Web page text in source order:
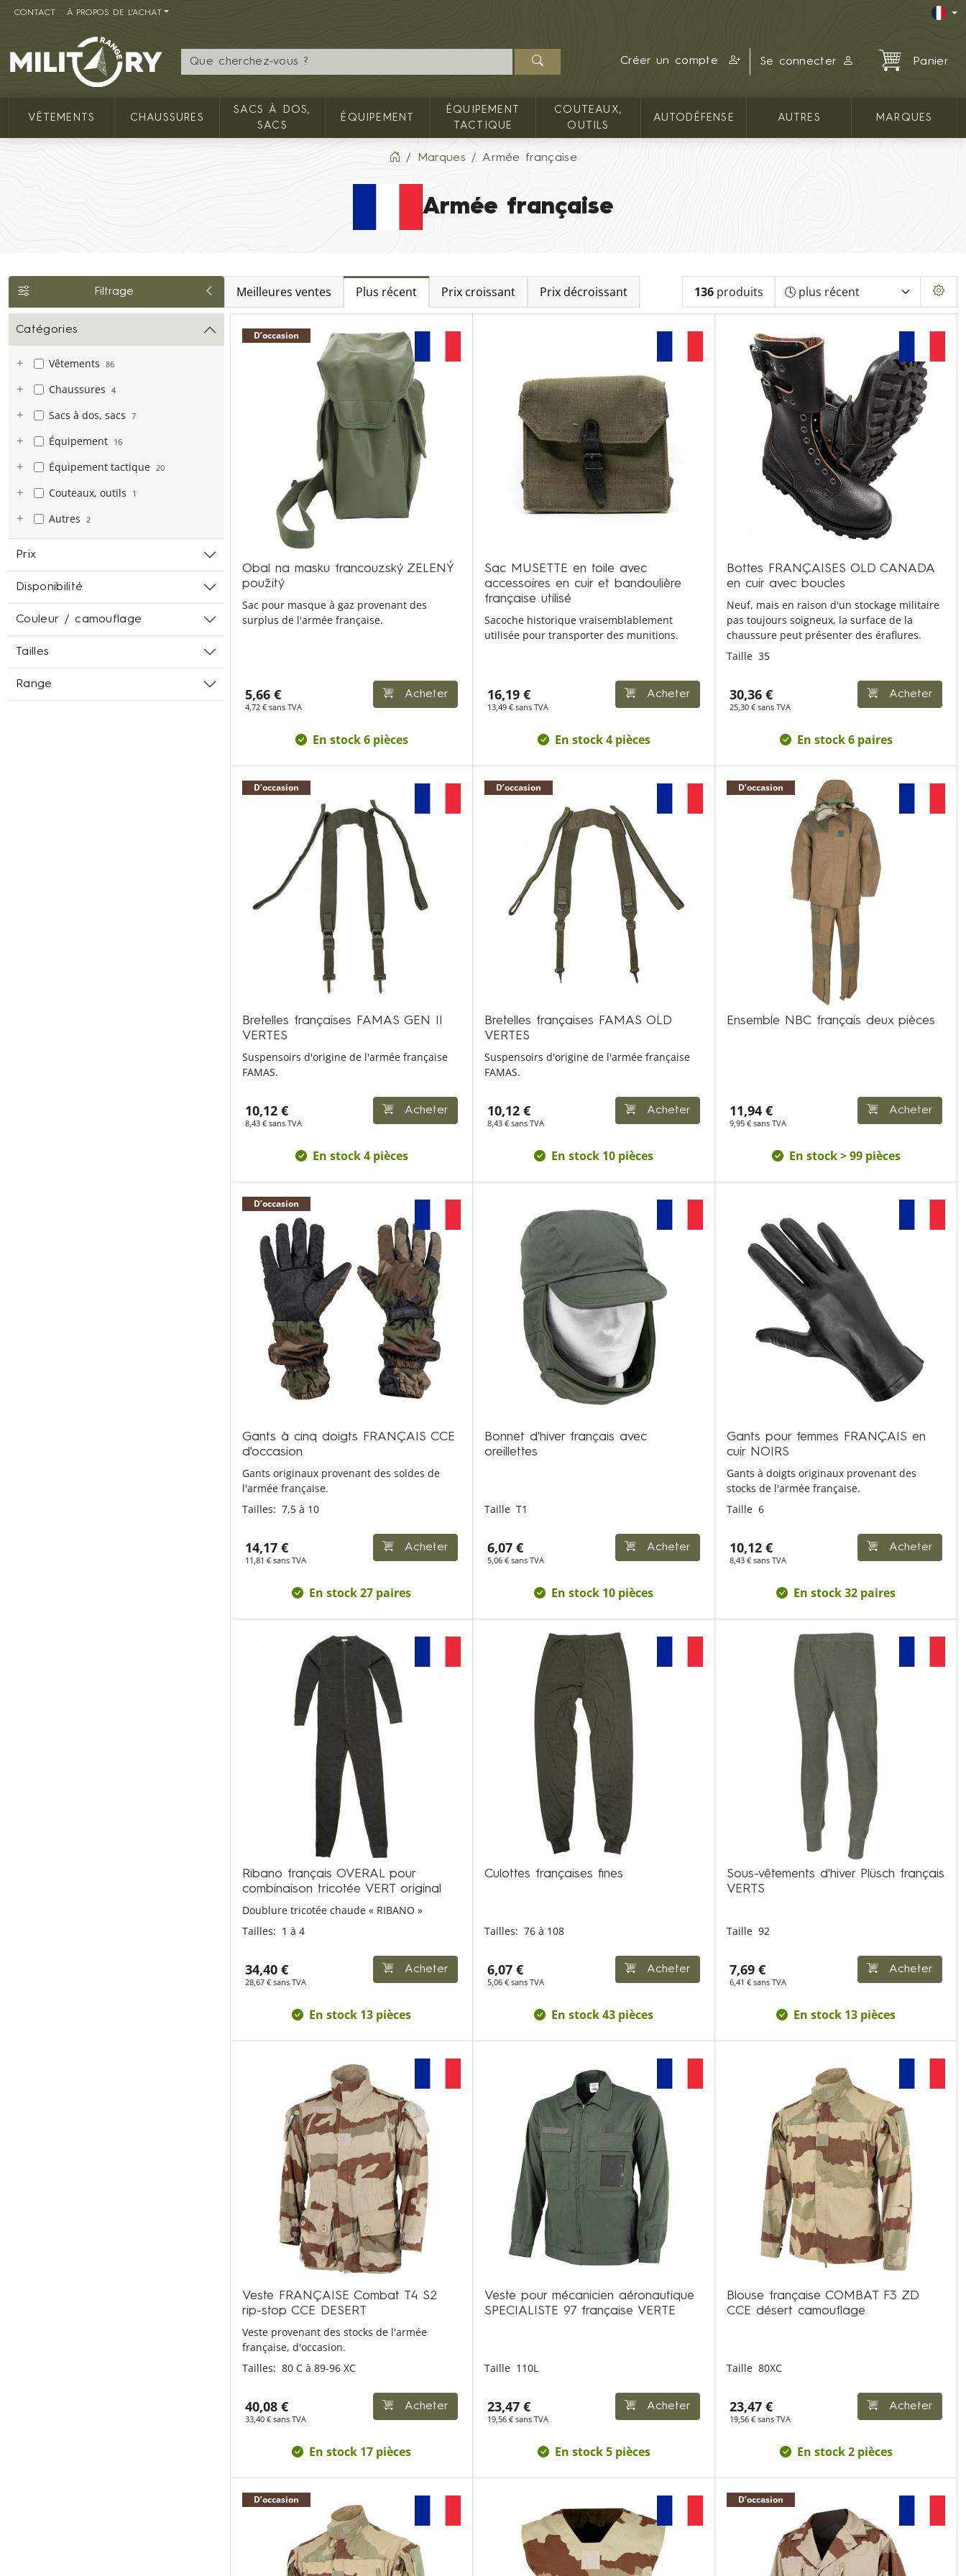
CONTACT À PROPOS DE L’ACHAT
MILITARY RANGE FR
Créer un compte Se connecter Panier
VÊTEMENTS CHAUSSURES
SACS À DOS,
SACS
ÉQUIPEMENT
ÉQUIPEMENT
TACTIQUE
COUTEAUX,
OUTILS
AUTODÉFENSE AUTRES MARQUES
Marques Armée française
Armée française
Filtrage Meilleures ventes Plus récent Prix croissant Prix décroissant 136 produits
Catégories
Vêtements 86
Chaussures 4
Sacs à dos, sacs 7
Équipement 16
Équipement tactique 20
Couteaux, outils 1
Autres 2
Prix
Disponibilité
Couleur / camouflage
Tailles
Range
D’occasion
Obal na masku francouzský ZELENÝ
použitý
Sac pour masque à gaz provenant des
surplus de l'armée française.
5,66 €
4,72 € sans TVA
Acheter
En stock 6 pièces
Sac MUSETTE en toile avec
accessoires en cuir et bandoulière
française utilisé
Sacoche historique vraisemblablement
utilisée pour transporter des munitions.
16,19 €
13,49 € sans TVA
Acheter
En stock 4 pièces
Bottes FRANÇAISES OLD CANADA
en cuir avec boucles
Neuf, mais en raison d'un stockage militaire
pas toujours soigneux, la surface de la
chaussure peut présenter des éraflures.
Taille 35
30,36 €
25,30 € sans TVA
Acheter
En stock 6 paires
D’occasion
Bretelles françaises FAMAS GEN II
VERTES
Suspensoirs d'origine de l'armée française
FAMAS.
10,12 €
8,43 € sans TVA
Acheter
En stock 4 pièces
D’occasion
Bretelles françaises FAMAS OLD
VERTES
Suspensoirs d'origine de l'armée française
FAMAS.
10,12 €
8,43 € sans TVA
Acheter
En stock 10 pièces
D’occasion
Ensemble NBC français deux pièces
11,94 €
9,95 € sans TVA
Acheter
En stock > 99 pièces
D’occasion
Gants à cinq doigts FRANÇAIS CCE
d'occasion
Gants originaux provenant des soldes de
l'armée française.
Tailles: 7,5 à 10
14,17 €
11,81 € sans TVA
Acheter
En stock 27 paires
Bonnet d'hiver français avec
oreillettes
Taille T1
6,07 €
5,06 € sans TVA
Acheter
En stock 10 pièces
Gants pour femmes FRANÇAIS en
cuir NOIRS
Gants à doigts originaux provenant des
stocks de l'armée française.
Taille 6
10,12 €
8,43 € sans TVA
Acheter
En stock 32 paires
Ribano français OVERAL pour
combinaison tricotée VERT original
Doublure tricotée chaude « RIBANO »
Tailles: 1 à 4
34,40 €
28,67 € sans TVA
Acheter
En stock 13 pièces
Culottes françaises fines
Tailles: 76 à 108
6,07 €
5,06 € sans TVA
Acheter
En stock 43 pièces
Sous-vêtements d'hiver Plüsch français
VERTS
Taille 92
7,69 €
6,41 € sans TVA
Acheter
En stock 13 pièces
Veste FRANÇAISE Combat T4 S2
rip-stop CCE DESERT
Veste provenant des stocks de l'armée
française, d'occasion.
Tailles: 80 C à 89-96 XC
40,08 €
33,40 € sans TVA
Acheter
En stock 17 pièces
Veste pour mécanicien aéronautique
SPECIALISTE 97 française VERTE
Taille 110L
23,47 €
19,56 € sans TVA
Acheter
En stock 5 pièces
Blouse française COMBAT F3 ZD
CCE désert camouflage
Taille 80XC
23,47 €
19,56 € sans TVA
Acheter
En stock 2 pièces
D’occasion D’occasion